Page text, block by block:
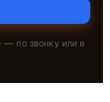
— по звонку или в